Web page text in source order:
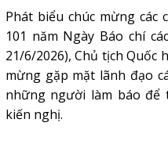
Phát biểu chúc mừng các
101 năm Ngày Báo chí
21/6/2026), Chủ tịch Quốc
mừng gặp mặt lãnh đạo
những người làm báo để
kiến nghị.